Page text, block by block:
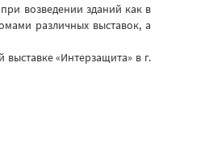
возведении зданий как в
различных выставок, а
«Интерзащита» в г.